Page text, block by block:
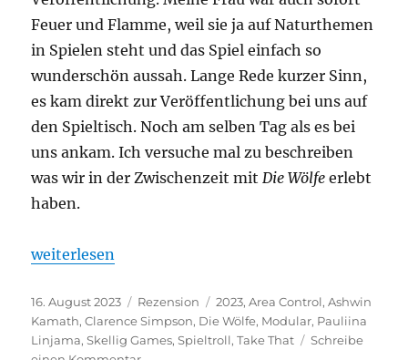
Feuer und Flamme, weil sie ja auf Naturthemen
in Spielen steht und das Spiel einfach so
wunderschön aussah. Lange Rede kurzer Sinn,
es kam direkt zur Veröffentlichung bei uns auf
den Spieltisch. Noch am selben Tag als es bei
uns ankam. Ich versuche mal zu beschreiben
was wir in der Zwischenzeit mit Die Wölfe erlebt
haben.
„Die Wölfe – Das Heulen des Rudels“
weiterlesen
Veröffentlicht
am
16. August 2023 Kategorien
Rezension Schlagwörter
2023,Area Control,Ashwin
Kamath,Clarence Simpson, Die Wölfe, Modular, Pauliina
Linjama,Skellig Games,Spieltroll,Take That
Schreibe